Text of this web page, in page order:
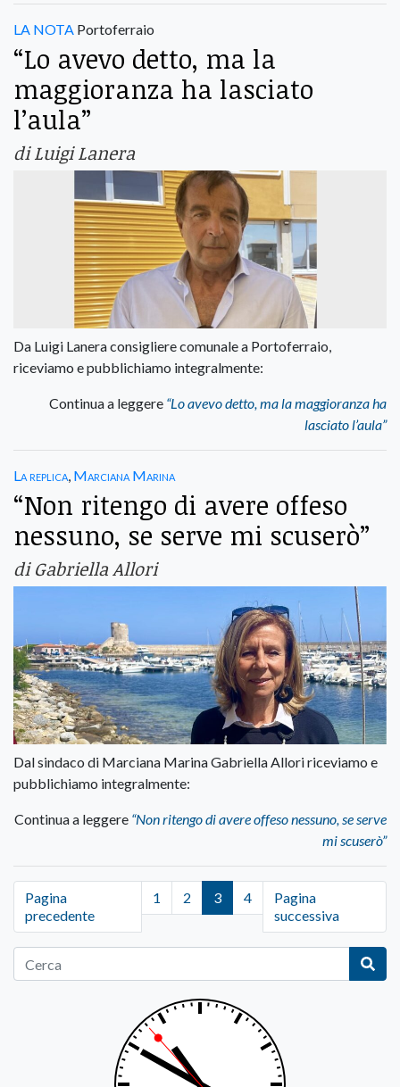
LA NOTA Portoferraio
“Lo avevo detto, ma la
maggioranza ha lasciato
l’aula”
di Luigi Lanera
Da Luigi Lanera consigliere comunale a Portoferraio,
riceviamo e pubblichiamo integralmente:
Continua a leggere “Lo avevo detto, ma la maggioranza ha
lasciato l’aula”
La replica, Marciana Marina
“Non ritengo di avere offeso
nessuno, se serve mi scuserò”
di Gabriella Allori
Dal sindaco di Marciana Marina Gabriella Allori riceviamo e
pubblichiamo integralmente:
Continua a leggere “Non ritengo di avere offeso nessuno, se serve
mi scuserò”
Pagina
precedente
1 2 3 4
Pagina
successiva